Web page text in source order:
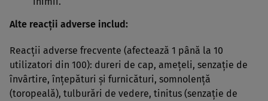
Alte reacţii adverse includ:
Reacţii adverse frecvente (afectează 1 până la 10
utilizatori din 100): dureri de cap, ameţeli, senzaţie de
învârtire, înţepături şi furnicături, somnolenţă
(toropeală), tulburări de vedere, tinitus (senzaţie de